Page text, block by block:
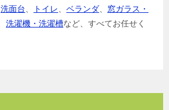
洗面台 トイレ ベランダ
窓ガラス・
洗濯機・洗濯槽など、すべてお任せく